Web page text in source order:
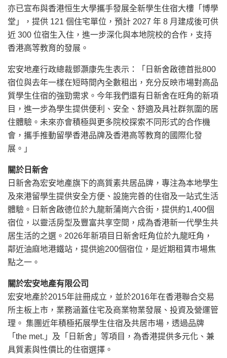
亦已宣布與香港恒生大學攜手發展全新學生住宿大樓「博學
堂」，提供 121 個住宅單位，預計 2027 年 8 月建成後可供
近 300 位宿生入住，進一步深化與本地院校的合作，支持
香港高等教育的發展。
宏安地產行政總裁鄧灝康先生表示：「日新舍啟德首批800
宿位與去年一樣在短時間內全數租出，充分反映市場對高品
質學生住宿的強勁需求。今年我們還有日新舍在旺角的新項
目，進一步為學生提供便利、安全、舒適及具社群氛圍的居
住體驗。未來亦會積極與更多院校探索不同形式的合作機
會，攜手推動留學香港品牌及香港高等教育的國際化發
展。」
關於日新舍
日新舍為宏安地產旗下的高質素共居品牌，專注為本地學生
及來港留學生提供安全方便、設施完善的住宿及一站式生活
體驗。日新舍啟德位於九龍新蒲崗六合街，提供約1,400個
宿位，以靈活房型及豐富共享空間，成為香港新一代學生共
居生活的之選。2026年新項目日新舍旺角位於九龍旺角，
鄰近油麻地港鐵站，提供逾200個宿位，是近期租賃市場焦
點之一。
關於宏安地產有限公司
宏安地產於2015年註冊成立，並於2016年在香港聯合交易
所主板上市，業務涵蓋住宅及商業物業發展、投資及營運管
理。 集團近年積極拓展學生住宿及共居市場，透過品牌
「the met.」及「日新舍」等項目，為香港提供多元化、兼
具質素與性價比的住宿選擇。